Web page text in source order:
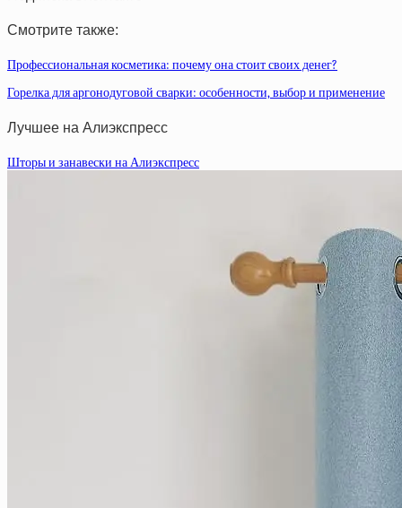
Смотрите также:
Профессиональная косметика: почему она стоит своих денег?
Горелка для аргонодуговой сварки: особенности, выбор и применение
Лучшее на Алиэкспресс
Шторы и занавески на Алиэкспресс